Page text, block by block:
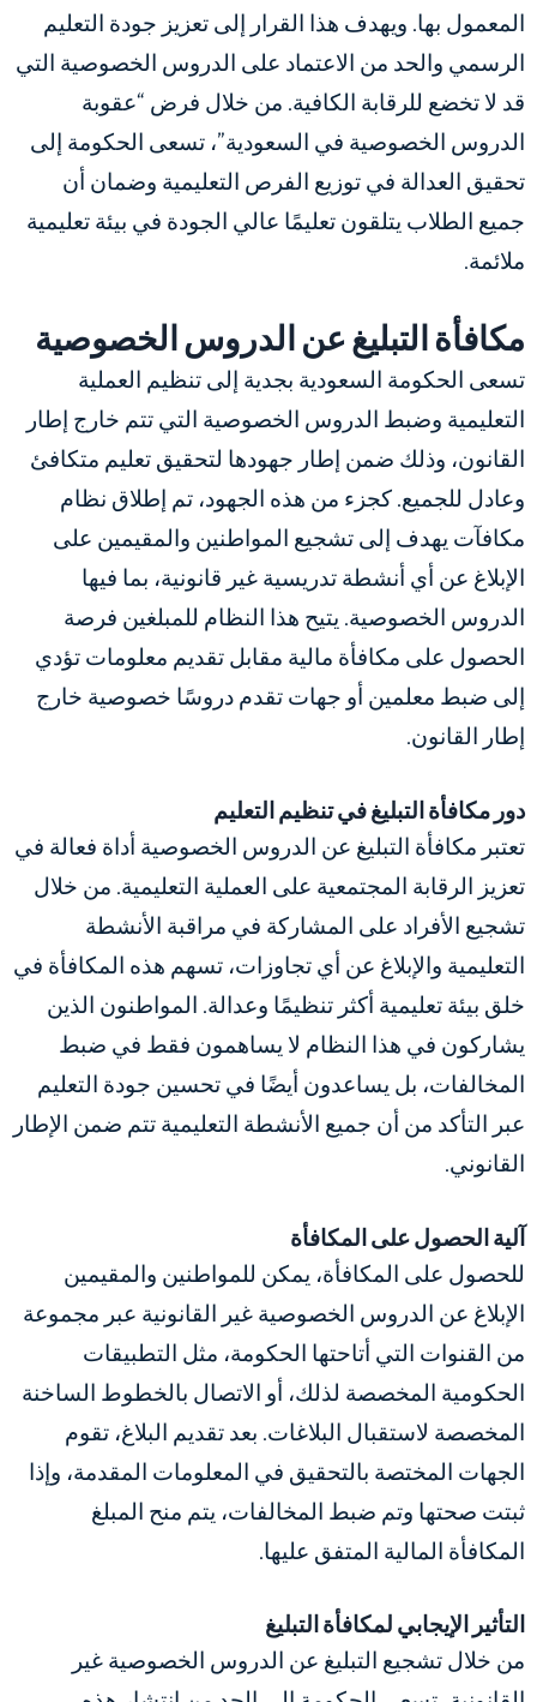
المعمول بها. ويهدف هذا القرار إلى تعزيز جودة التعليم
الرسمي والحد من الاعتماد على الدروس الخصوصية التي
قد لا تخضع للرقابة الكافية. من خلال فرض “عقوبة
الدروس الخصوصية في السعودية”، تسعى الحكومة إلى
تحقيق العدالة في توزيع الفرص التعليمية وضمان أن
جميع الطلاب يتلقون تعليمًا عالي الجودة في بيئة تعليمية
ملائمة.
مكافأة التبليغ عن الدروس الخصوصية
تسعى الحكومة السعودية بجدية إلى تنظيم العملية
التعليمية وضبط الدروس الخصوصية التي تتم خارج إطار
القانون، وذلك ضمن إطار جهودها لتحقيق تعليم متكافئ
وعادل للجميع. كجزء من هذه الجهود، تم إطلاق نظام
مكافآت يهدف إلى تشجيع المواطنين والمقيمين على
الإبلاغ عن أي أنشطة تدريسية غير قانونية، بما فيها
الدروس الخصوصية. يتيح هذا النظام للمبلغين فرصة
الحصول على مكافأة مالية مقابل تقديم معلومات تؤدي
إلى ضبط معلمين أو جهات تقدم دروسًا خصوصية خارج
إطار القانون.
دور مكافأة التبليغ في تنظيم التعليم
تعتبر مكافأة التبليغ عن الدروس الخصوصية أداة فعالة في
تعزيز الرقابة المجتمعية على العملية التعليمية. من خلال
تشجيع الأفراد على المشاركة في مراقبة الأنشطة
التعليمية والإبلاغ عن أي تجاوزات، تسهم هذه المكافأة في
خلق بيئة تعليمية أكثر تنظيمًا وعدالة. المواطنون الذين
يشاركون في هذا النظام لا يساهمون فقط في ضبط
المخالفات، بل يساعدون أيضًا في تحسين جودة التعليم
عبر التأكد من أن جميع الأنشطة التعليمية تتم ضمن الإطار
القانوني.
آلية الحصول على المكافأة
للحصول على المكافأة، يمكن للمواطنين والمقيمين
الإبلاغ عن الدروس الخصوصية غير القانونية عبر مجموعة
من القنوات التي أتاحتها الحكومة، مثل التطبيقات
الحكومية المخصصة لذلك، أو الاتصال بالخطوط الساخنة
المخصصة لاستقبال البلاغات. بعد تقديم البلاغ، تقوم
الجهات المختصة بالتحقيق في المعلومات المقدمة، وإذا
ثبتت صحتها وتم ضبط المخالفات، يتم منح المبلغ
المكافأة المالية المتفق عليها.
التأثير الإيجابي لمكافأة التبليغ
من خلال تشجيع التبليغ عن الدروس الخصوصية غير